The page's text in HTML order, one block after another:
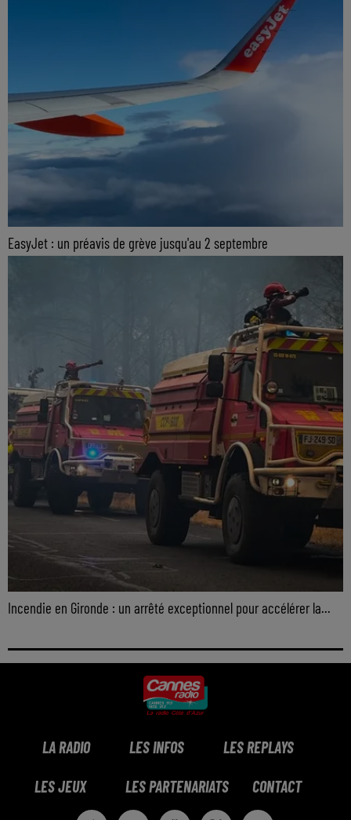
EasyJet : un préavis de grève jusqu'au 2 septembre
Incendie en Gironde : un arrêté exceptionnel pour accélérer la...
LA RADIO LES INFOS LES REPLAYS
LES JEUX LES PARTENARIATS CONTACT